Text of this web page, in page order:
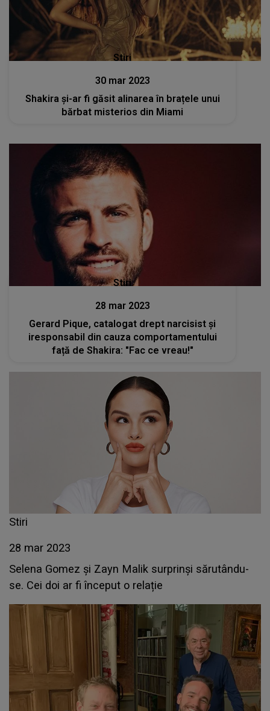
Stiri
30 mar 2023
Shakira și-ar fi găsit alinarea în brațele unui
bărbat misterios din Miami
Stiri
28 mar 2023
Gerard Pique, catalogat drept narcisist și
iresponsabil din cauza comportamentului
față de Shakira: "Fac ce vreau!"
Stiri
28 mar 2023
Selena Gomez și Zayn Malik surprinși sărutându-
se. Cei doi ar fi început o relație